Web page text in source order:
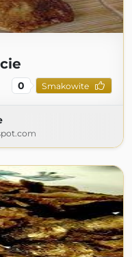
0 Smakowite